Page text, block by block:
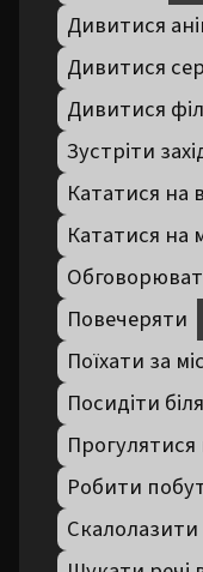
Дивитися
Дивитися
Дивитися
Зустріти
Кататися на
Кататися на
Повечеряти
Поїхати за
Посидіти
Прогулятися
Робити
Скалолазити